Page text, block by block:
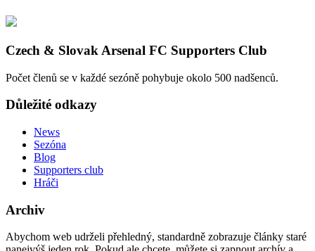
Czech & Slovak Arsenal FC Supporters Club
Počet členů se v každé sezóně pohybuje okolo 500 nadšenců.
Důležité odkazy
News
Sezóna
Blog
Supporters club
Hráči
Archiv
Abychom web udrželi přehledný, standardně zobrazuje články staré